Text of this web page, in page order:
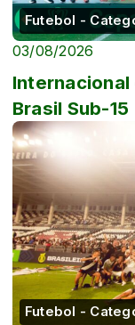
Futebol -
03/08/2026
Internacional
Brasil Sub-15
Futebol -